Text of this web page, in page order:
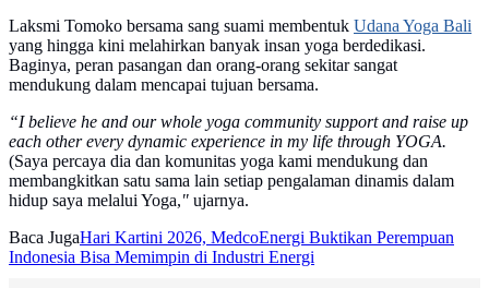
Laksmi Tomoko bersama sang suami membentuk Udana Yoga Bali
yang hingga kini melahirkan banyak insan yoga berdedikasi.
Baginya, peran pasangan dan orang-orang sekitar sangat
mendukung dalam mencapai tujuan bersama.
“I believe he and our whole yoga community support and raise up
each other every dynamic experience in my life through YOGA.
(Saya percaya dia dan komunitas yoga kami mendukung dan
membangkitkan satu sama lain setiap pengalaman dinamis dalam
hidup saya melalui Yoga," ujarnya.
Baca JugaHari Kartini 2026, MedcoEnergi Buktikan Perempuan
Indonesia Bisa Memimpin di Industri Energi